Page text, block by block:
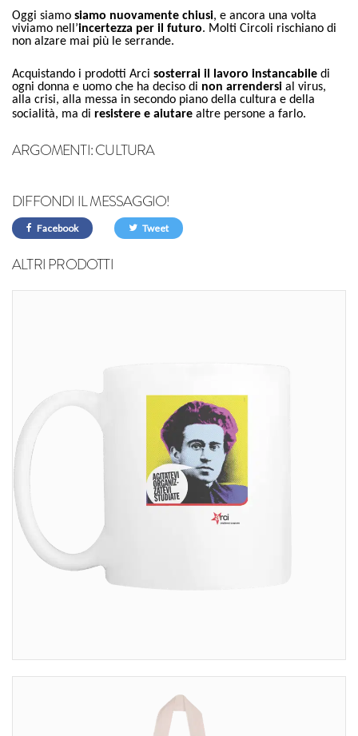
Oggi siamo siamo nuovamente chiusi, e ancora una volta
viviamo nell’incertezza per il futuro. Molti Circoli rischiano di
non alzare mai più le serrande.
Acquistando i prodotti Arci sosterrai il lavoro instancabile di
ogni donna e uomo che ha deciso di non arrendersi al virus,
alla crisi, alla messa in secondo piano della cultura e della
socialità, ma di resistere e aiutare altre persone a farlo.
ARGOMENTI:CULTURA
DIFFONDI IL MESSAGGIO!
Facebook Tweet
ALTRI PRODOTTI